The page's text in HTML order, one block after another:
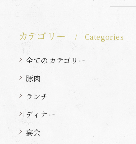
カテゴリー Categories
全てのカテゴリー
豚肉
ランチ
ディナー
宴会